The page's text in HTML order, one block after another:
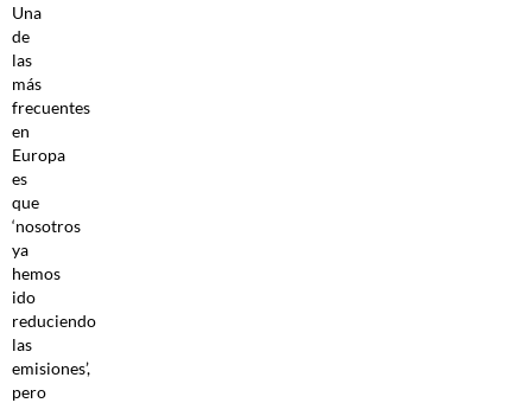
Una
de
las
más
frecuentes
en
Europa
es
que
‘nosotros
ya
hemos
ido
reduciendo
las
emisiones’,
pero